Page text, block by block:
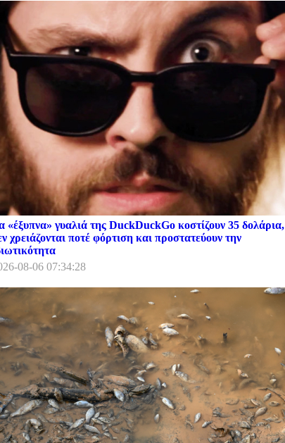
«έξυπνα» γυαλιά της DuckDuckGo κοστίζουν 35 δολάρια,
χρειάζονται ποτέ φόρτιση και προστατεύουν την
08-06 07:34:28